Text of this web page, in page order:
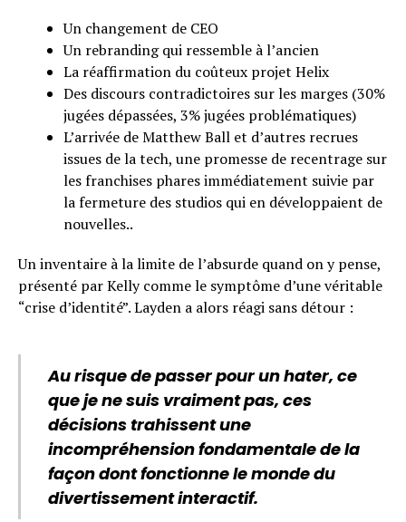
Un changement de CEO
Un rebranding qui ressemble à l’ancien
La réaffirmation du coûteux projet Helix
Des discours contradictoires sur les marges (30%
jugées dépassées, 3% jugées problématiques)
L’arrivée de Matthew Ball et d’autres recrues
issues de la tech, une promesse de recentrage sur
les franchises phares immédiatement suivie par
la fermeture des studios qui en développaient de
nouvelles..
Un inventaire à la limite de l’absurde quand on y pense,
présenté par Kelly comme le symptôme d’une véritable
“crise d’identité”. Layden a alors réagi sans détour :
Au risque de passer pour un hater, ce
que je ne suis vraiment pas, ces
décisions trahissent une
incompréhension fondamentale de la
façon dont fonctionne le monde du
divertissement interactif.